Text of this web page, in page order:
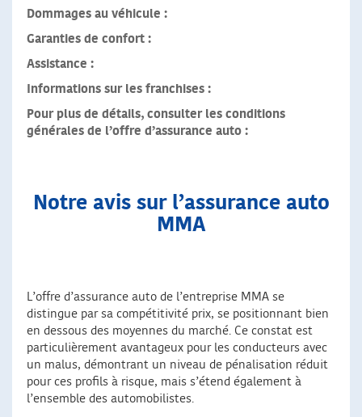
Dommages au véhicule :
Garanties de confort :
Assistance :
Informations sur les franchises :
Pour plus de détails, consulter les conditions
générales de l’offre d’assurance auto :
Notre avis sur l’assurance auto
MMA
L’offre d’assurance auto de l’entreprise MMA se
distingue par sa compétitivité prix, se positionnant bien
en dessous des moyennes du marché. Ce constat est
particulièrement avantageux pour les conducteurs avec
un malus, démontrant un niveau de pénalisation réduit
pour ces profils à risque, mais s’étend également à
l’ensemble des automobilistes.